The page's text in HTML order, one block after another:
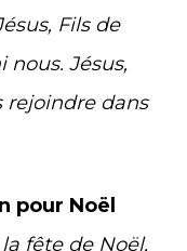
Fils de
Jésus,
rejoindre dans
pour Noël
fête de Noël,